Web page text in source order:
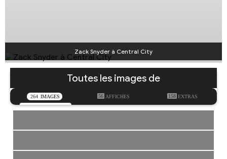
Zack Snyder à Central City
Toutes les images de
264 IMAGES 56 AFFICHES 158 EXTRAS